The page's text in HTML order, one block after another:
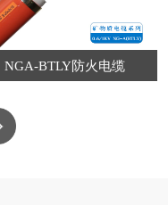
NGA-BTLY防火电缆